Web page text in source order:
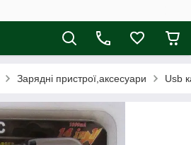
Зарядні пристрої,аксесуари Usb